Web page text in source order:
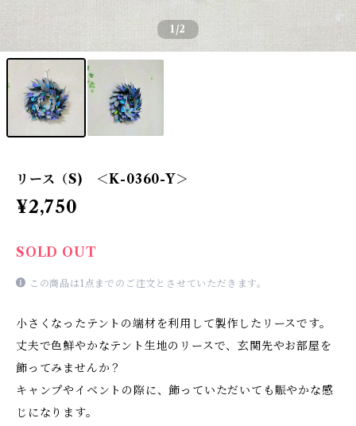
1/2
リース（S) ＜K-0360-Y＞
¥2,750
SOLD OUT
この商品は1点までのご注文とさせていただきます。
小さくなったテントの端材を利用して製作したリースです。
丈夫で色鮮やかなテント生地のリースで、玄関先やお部屋を
飾ってみませんか？
キャンプやイベントの際に、飾っていただいても賑やかな感
じになります。